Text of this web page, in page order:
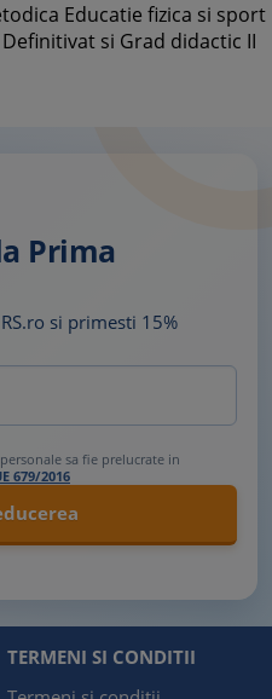
Educatie fizica si sport
si Grad didactic II
Prima
si primesti 15%
sa fie prelucrate in
679/2016
TERMENI SI CONDITII